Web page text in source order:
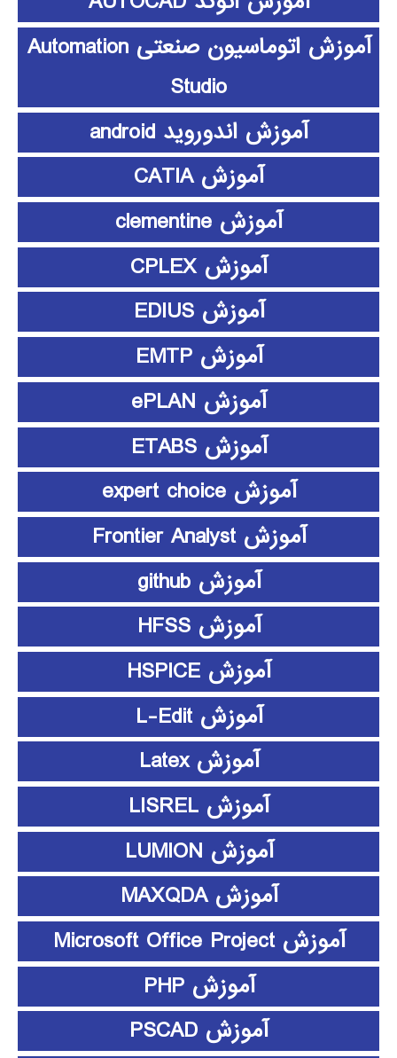
آموزش اتوماسیون صنعتی Automation
Studio
آموزش اندوروید android
آموزش CATIA
آموزش clementine
آموزش CPLEX
آموزش EDIUS
آموزش EMTP
آموزش ePLAN
آموزش ETABS
آموزش expert choice
آموزش Frontier Analyst
آموزش github
آموزش HFSS
آموزش HSPICE
آموزش L-Edit
آموزش Latex
آموزش LISREL
آموزش LUMION
آموزش MAXQDA
آموزش Microsoft Office Project
آموزش PHP
آموزش PSCAD